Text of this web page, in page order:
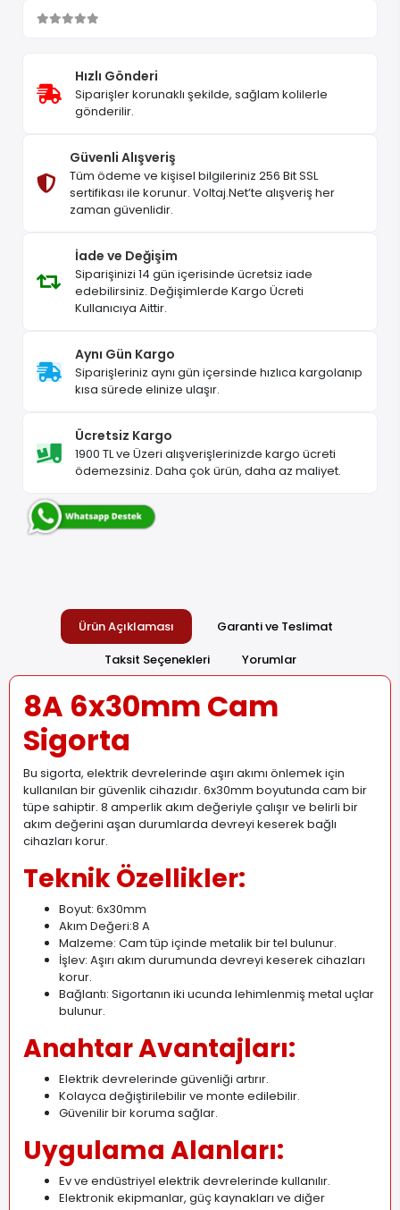
Hızlı Gönderi
Siparişler korunaklı şekilde, sağlam kolilerle
gönderilir.
Güvenli Alışveriş
Tüm ödeme ve kişisel bilgileriniz 256 Bit SSL
sertifikası ile korunur. Voltaj.Net’te alışveriş her
zaman güvenlidir.
İade ve Değişim
Siparişinizi 14 gün içerisinde ücretsiz iade
edebilirsiniz. Değişimlerde Kargo Ücreti
Kullanıcıya Aittir.
Aynı Gün Kargo
Siparişleriniz aynı gün içersinde hızlıca kargolanıp
kısa sürede elinize ulaşır.
Ücretsiz Kargo
1900 TL ve Üzeri alışverişlerinizde kargo ücreti
ödemezsiniz. Daha çok ürün, daha az maliyet.
Ürün Açıklaması
Garanti ve Teslimat
Taksit Seçenekleri
Yorumlar
8A 6x30mm Cam
Sigorta
Bu sigorta, elektrik devrelerinde aşırı akımı önlemek için
kullanılan bir güvenlik cihazıdır. 6x30mm boyutunda cam bir
tüpe sahiptir. 8 amperlik akım değeriyle çalışır ve belirli bir
akım değerini aşan durumlarda devreyi keserek bağlı
cihazları korur.
Teknik Özellikler:
Boyut: 6x30mm
Akım Değeri:8 A
Malzeme: Cam tüp içinde metalik bir tel bulunur.
İşlev: Aşırı akım durumunda devreyi keserek cihazları
korur.
Bağlantı: Sigortanın iki ucunda lehimlenmiş metal uçlar
bulunur.
Anahtar Avantajları:
Elektrik devrelerinde güvenliği artırır.
Kolayca değiştirilebilir ve monte edilebilir.
Güvenilir bir koruma sağlar.
Uygulama Alanları:
Ev ve endüstriyel elektrik devrelerinde kullanılır.
Elektronik ekipmanlar, güç kaynakları ve diğer